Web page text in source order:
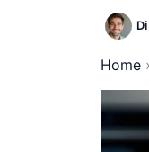
Di
Home